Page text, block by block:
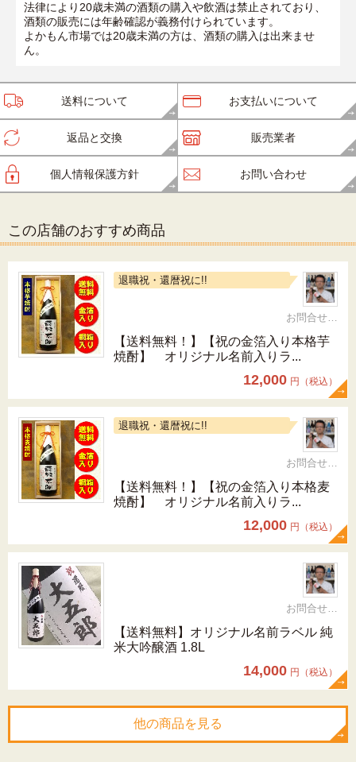
法律により20歳未満の酒類の購入や飲酒は禁止されており、
酒類の販売には年齢確認が義務付けられています。
よかもん市場では20歳未満の方は、酒類の購入は出来ませ
ん。
送料について お支払いについて
返品と交換 販売業者
個人情報保護方針 お問い合わせ
この店舗のおすすめ商品
退職祝・還暦祝に!!
お問合せ 092-321-1597
【送料無料！】【祝の金箔入り本格芋
焼酎】 オリジナル名前入りラ...
12,000 円（税込）
退職祝・還暦祝に!!
お問合せ 092-321-1597
【送料無料！】【祝の金箔入り本格麦
焼酎】 オリジナル名前入りラ...
12,000 円（税込）
お問合せ 092-321-1597
【送料無料】オリジナル名前ラベル 純
米大吟醸酒 1.8L
14,000 円（税込）
他の商品を見る